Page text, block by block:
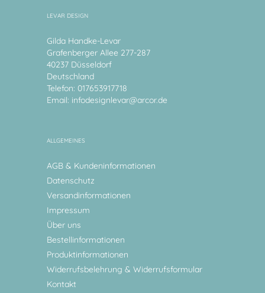
LEVAR DESIGN
Gilda Handke-Levar
Grafenberger Allee 277-287
40237 Düsseldorf
Deutschland
Telefon: 017653917718
Email: infodesignlevar@arcor.de
ALLGEMEINES
AGB & Kundeninformationen
Datenschutz
Versandinformationen
Impressum
Über uns
Bestellinformationen
Produktinformationen
Widerrufsbelehrung & Widerrufsformular
Kontakt